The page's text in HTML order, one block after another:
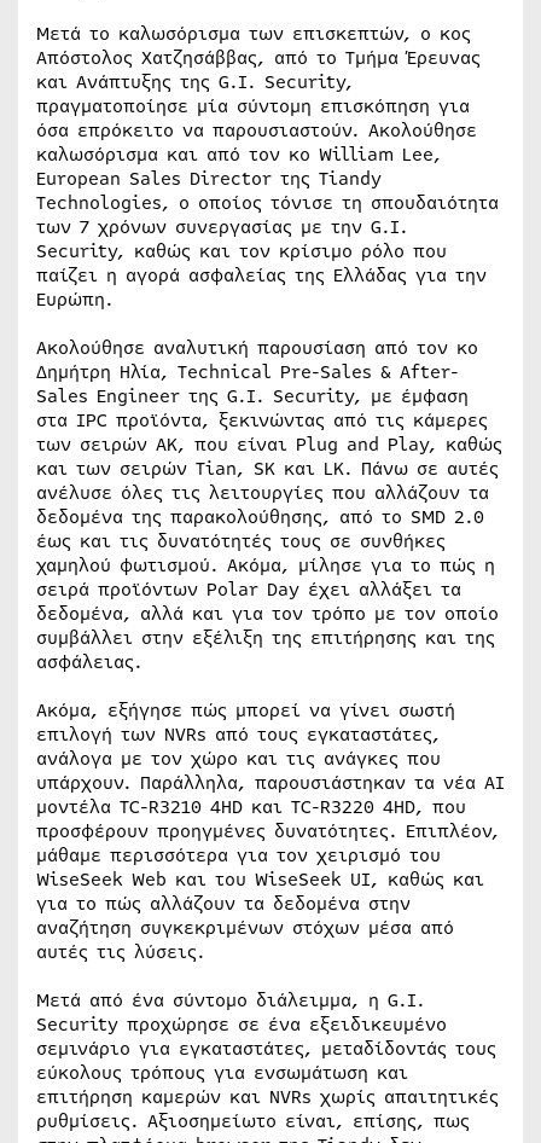
Μετά το καλωσόρισμα των επισκεπτών, ο κος
Απόστολος Χατζησάββας, από το Τμήμα Έρευνας
και Ανάπτυξης της G.I. Security,
πραγματοποίησε μία σύντομη επισκόπηση για
όσα επρόκειτο να παρουσιαστούν. Ακολούθησε
καλωσόρισμα και από τον κο William Lee,
European Sales Director της Tiandy
Technologies, ο οποίος τόνισε τη σπουδαιότητα
των 7 χρόνων συνεργασίας με την G.I.
Security, καθώς και τον κρίσιμο ρόλο που
παίζει η αγορά ασφαλείας της Ελλάδας για την
Ευρώπη.
Ακολούθησε αναλυτική παρουσίαση από τον κο
Δημήτρη Ηλία, Technical Pre-Sales & After-
Sales Engineer της G.I. Security, με έμφαση
στα IPC προϊόντα, ξεκινώντας από τις κάμερες
των σειρών AK, που είναι Plug and Play, καθώς
και των σειρών Tian, SK και LK. Πάνω σε αυτές
ανέλυσε όλες τις λειτουργίες που αλλάζουν τα
δεδομένα της παρακολούθησης, από το SMD 2.0
έως και τις δυνατότητές τους σε συνθήκες
χαμηλού φωτισμού. Ακόμα, μίλησε για το πώς η
σειρά προϊόντων Polar Day έχει αλλάξει τα
δεδομένα, αλλά και για τον τρόπο με τον οποίο
συμβάλλει στην εξέλιξη της επιτήρησης και της
ασφάλειας.
Ακόμα, εξήγησε πώς μπορεί να γίνει σωστή
επιλογή των NVRs από τους εγκαταστάτες,
ανάλογα με τον χώρο και τις ανάγκες που
υπάρχουν. Παράλληλα, παρουσιάστηκαν τα νέα AI
μοντέλα TC-R3210 4HD και TC-R3220 4HD, που
προσφέρουν προηγμένες δυνατότητες. Επιπλέον,
μάθαμε περισσότερα για τον χειρισμό του
WiseSeek Web και του WiseSeek UI, καθώς και
για το πώς αλλάζουν τα δεδομένα στην
αναζήτηση συγκεκριμένων στόχων μέσα από
αυτές τις λύσεις.
Μετά από ένα σύντομο διάλειμμα, η G.I.
Security προχώρησε σε ένα εξειδικευμένο
σεμινάριο για εγκαταστάτες, μεταδίδοντάς τους
εύκολους τρόπους για ενσωμάτωση και
επιτήρηση καμερών και NVRs χωρίς απαιτητικές
ρυθμίσεις. Αξιοσημείωτο είναι, επίσης, πως